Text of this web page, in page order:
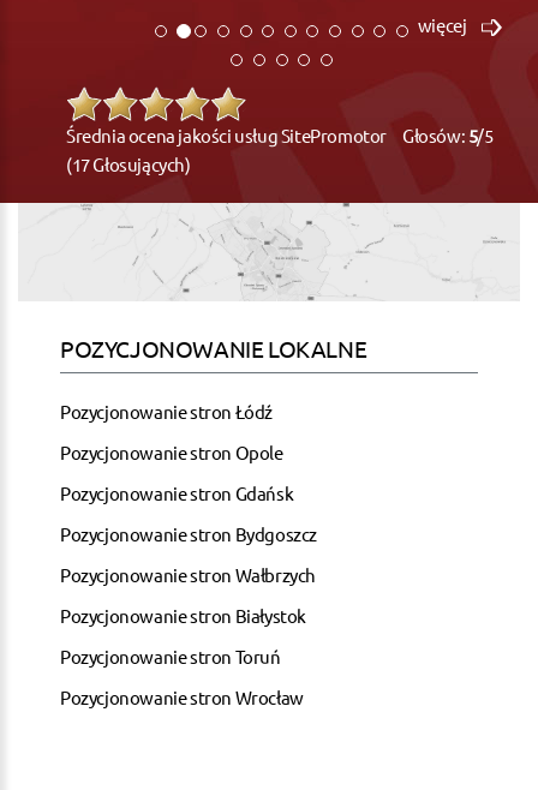
więcej
Średnia ocena jakości usług SitePromotor Głosów: 5/5
(17 Głosujących)
POZYCJONOWANIE LOKALNE
Pozycjonowanie stron Łódź
Pozycjonowanie stron Opole
Pozycjonowanie stron Gdańsk
Pozycjonowanie stron Bydgoszcz
Pozycjonowanie stron Wałbrzych
Pozycjonowanie stron Białystok
Pozycjonowanie stron Toruń
Pozycjonowanie stron Wrocław